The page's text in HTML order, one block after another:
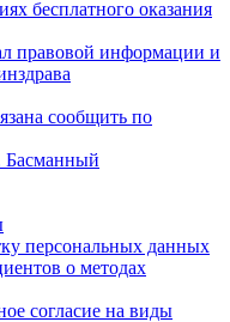
бесплатного оказания
правовой информации и
сообщить по
персональных данных
о методах
согласие на виды